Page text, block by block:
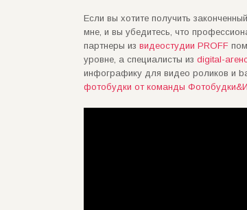
Если вы хотите получить
мне, и вы убедитесь, что
партнеры из видеостудии PROFF
уровне, а специалисты из digital-
инфографику для видео роликов и
фотобудки от команды